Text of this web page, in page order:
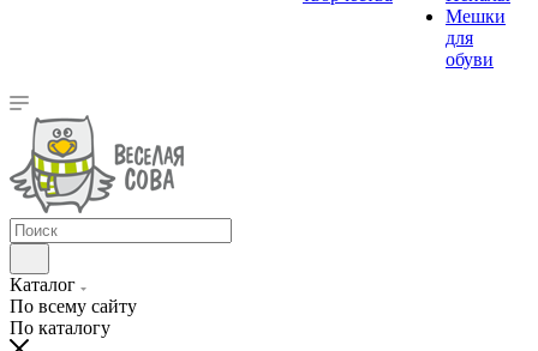
Мешки
для
обуви
Каталог
По всему сайту
По каталогу